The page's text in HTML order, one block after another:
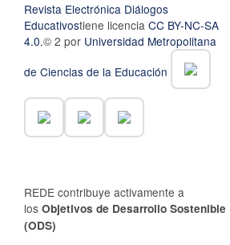
Revista Electrónica Diálogos
Educativostiene licencia CC BY-NC-SA
4.0.© 2 por Universidad Metropolitana
de Ciencias de la Educación
REDE contribuye activamente a
los Objetivos de Desarrollo Sostenible
(ODS)